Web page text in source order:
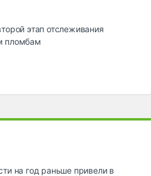
этап отслеживания
пломбам
на год раньше привели в